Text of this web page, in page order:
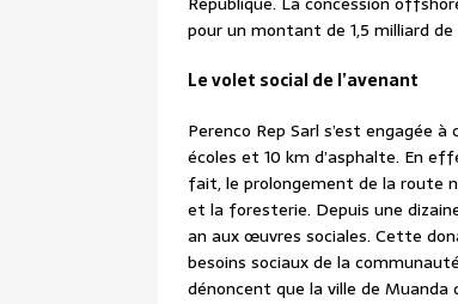
pour un montant de 1,5 milliard de
Le volet social de l’avenant
Perenco Rep Sarl s’est engagée
écoles et 10 km d’asphalte. En
fait, le prolongement de la route
et la foresterie. Depuis une
an aux œuvres sociales. Cette
besoins sociaux de la
dénoncent que la ville de